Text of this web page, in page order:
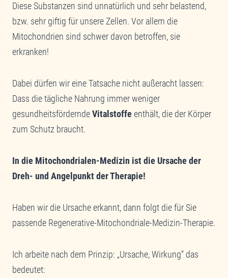
Diese Substanzen sind unnatürlich und sehr belastend,
bzw. sehr giftig für unsere Zellen. Vor allem die
Mitochondrien sind schwer davon betroffen, sie
erkranken!
Dabei dürfen wir eine Tatsache nicht außeracht lassen:
Dass die tägliche Nahrung immer weniger
gesundheitsförderndeVitalstoffe enthält, die der Körper
zum Schutz braucht.
In die Mitochondrialen-Medizin ist die Ursache der
Dreh- und Angelpunkt der Therapie!
Haben wir die Ursache erkannt, dann folgt die für Sie
passende Regenerative-Mitochondriale-Medizin-Therapie.
Ich arbeite nach dem Prinzip: „Ursache, Wirkung“ das
bedeutet: